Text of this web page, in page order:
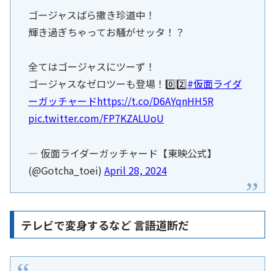
ゴージャスばら撒き珍道中！
輝き過ぎちゃってお騒がせッタ！？
全てはゴージャスにツーず！
ゴージャスなゼロツーも登場！0️⃣2️⃣#仮面ライダ
ーガッチャードhttps://t.co/D6AYqnHH5R
pic.twitter.com/FP7KZALUoU
— 仮面ライダーガッチャード【東映公式】
(@Gotcha_toei) April 28, 2024
テレビで変身するなど 言語道断だ